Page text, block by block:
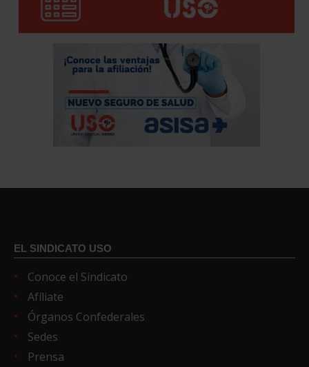
EL SINDICATO USO
Conoce el Sindicato
Afíliate
Órganos Confederales
Sedes
Prensa